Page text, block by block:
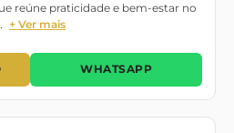
reúne praticidade e bem-estar no
+ Ver mais
WHATSAPP